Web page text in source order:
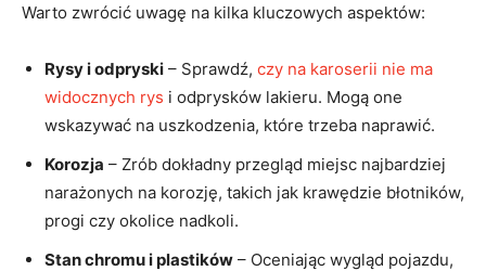
Warto zwrócić uwagę na kilka kluczowych aspektów:
Rysy i odpryski – Sprawdź, czy na karoserii nie ma
widocznych rys i odprysków lakieru. Mogą one
wskazywać na uszkodzenia, które trzeba naprawić.
Korozja – Zrób dokładny przegląd miejsc najbardziej
narażonych na korozję, takich jak krawędzie błotników,
progi czy okolice nadkoli.
Stan chromu i plastików – Oceniając wygląd pojazdu,